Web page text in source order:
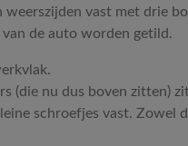
vast met drie
de auto worden getild.
(die nu dus boven zitten)
schroefjes vast. Zowel